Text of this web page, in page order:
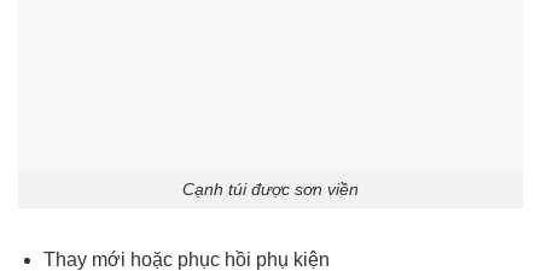
Cạnh túi được sơn viền
Thay mới hoặc phục hồi phụ kiện